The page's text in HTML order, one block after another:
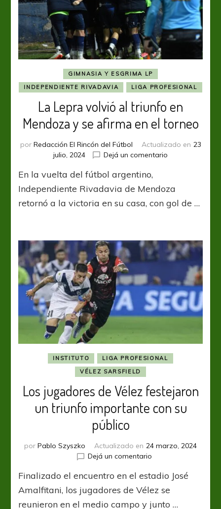
GIMNASIA Y ESGRIMA LP
INDEPENDIENTE RIVADAVIA
LIGA PROFESIONAL
La Lepra volvió al triunfo en
Mendoza y se afirma en el torneo
por Redacción El Rincón del Fútbol Actualizado en 23
julio, 2024
Dejá un comentario
triunfo
se
afirma
el
torneo
En la vuelta del fútbol argentino,
Independiente Rivadavia de Mendoza
retornó a la victoria en su casa, con gol de …
INSTITUTO
LIGA PROFESIONAL
VÉLEZ SARSFIELD
Los jugadores de Vélez festejaron
un triunfo importante con su
público
por Pablo Szyszko Actualizado en 24 marzo, 2024
Dejá un comentarioen
jugadores
de
Finalizado el encuentro en el estadio José
Amalfitani, los jugadores de Vélez se
reunieron en el medio campo y junto …